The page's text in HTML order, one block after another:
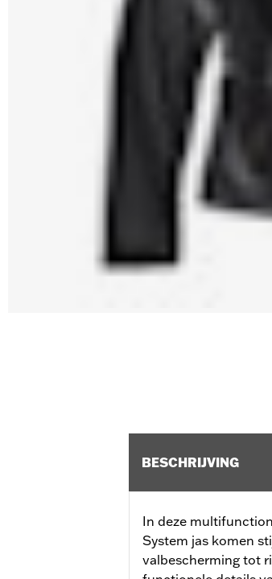
BESCHRIJVING
In deze
System jas komen
valbescherming tot